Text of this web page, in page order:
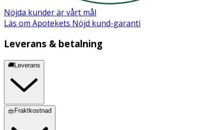
Nöjda kunder är vårt mål
Läs om Apotekets Nöjd kund-garanti
Leverans & betalning
🚚Leverans
🧺Fraktkostnad